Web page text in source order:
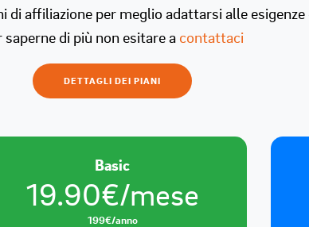
di affiliazione per meglio adattarsi alle
saperne di più non esitare a contattaci
DETTAGLI DEI PIANI
Basic
19.90€/mese
199€/anno